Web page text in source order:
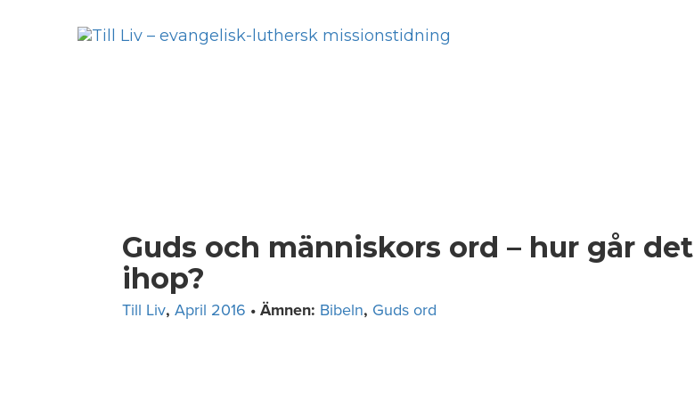
Guds och människors ord – hur går det
ihop?
Till Liv, April 2016 • Ämnen: Bibeln, Guds ord